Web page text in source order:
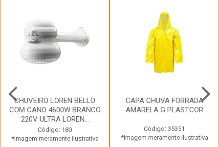
CHUVEIRO LOREN BELLO
COM CANO 4600W BRANCO
220V ULTRA LOREN...
Código: 180
*Imagem meramente ilustrativa
CAPA CHUVA FORRADA
AMARELA G PLASTCOR
Código: 35351
*Imagem meramente ilustrativa